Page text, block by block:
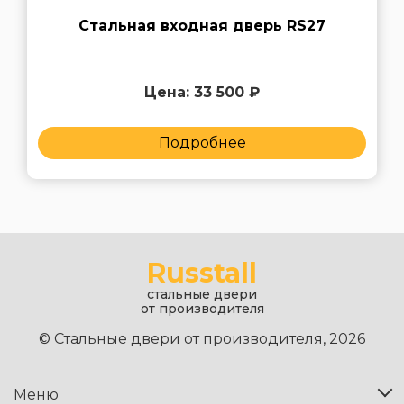
Стальная входная дверь RS27
Цена: 33 500 ₽
Подробнее
Russtall
стальные двери
от производителя
© Стальные двери от производителя, 2026
Меню